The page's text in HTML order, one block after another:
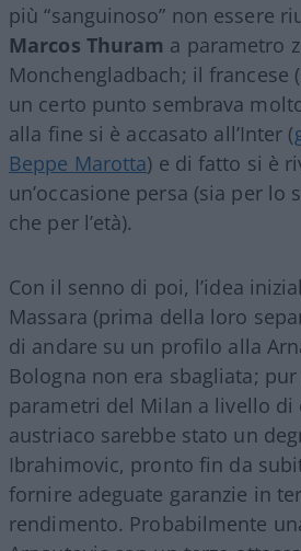
più “sanguinoso” non essere
Marcos Thuram a parametro
Monchengladbach; il francese
un certo punto sembrava
alla fine si è accasato all’Inter (
Beppe Marotta) e di fatto si è
un’occasione persa (sia per lo
che per l’età).
Con il senno di poi, l’idea
Massara (prima della loro
di andare su un profilo alla
Bologna non era sbagliata;
parametri del Milan a livello di
austriaco sarebbe stato un
Ibrahimovic, pronto fin da
fornire adeguate garanzie in
rendimento. Probabilmente